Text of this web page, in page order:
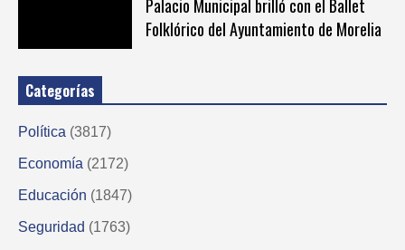
Palacio Municipal brilló con el Ballet
Folklórico del Ayuntamiento de Morelia
Categorías
Política (3817)
Economía (2172)
Educación (1847)
Seguridad (1763)